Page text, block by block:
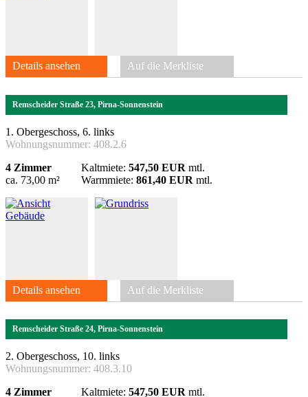
Details ansehen Auf die Merkliste
Remscheider Straße 23, Pirna-Sonnenstein
1. Obergeschoss, 6. links
Wohnungsnummer: 408.2.6
4 Zimmer
ca. 73,00 m²
Kaltmiete: 547,50 EUR mtl.
Warmmiete: 861,40 EUR mtl.
Details ansehen Auf die Merkliste
Remscheider Straße 24, Pirna-Sonnenstein
2. Obergeschoss, 10. links
Wohnungsnummer: 408.3.10
4 Zimmer
Kaltmiete: 547,50 EUR mtl.